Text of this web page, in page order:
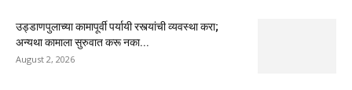
उड्डाणपुलाच्या कामापूर्वी पर्यायी रस्त्यांची व्यवस्था करा;
अन्यथा कामाला सुरुवात करू नका...
August 2, 2026